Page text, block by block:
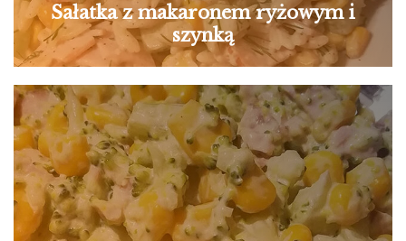
Sałatka z makaronem ryżowym i
szynką